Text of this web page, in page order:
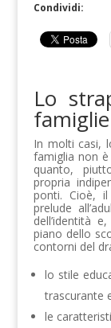
Condividi:
Lo
famiglie
In molti casi,
famiglia non
quanto,
propria
ponti. Cioè,
prelude
dell’identità
piano dello
contorni del
lo stile
trascurante
le